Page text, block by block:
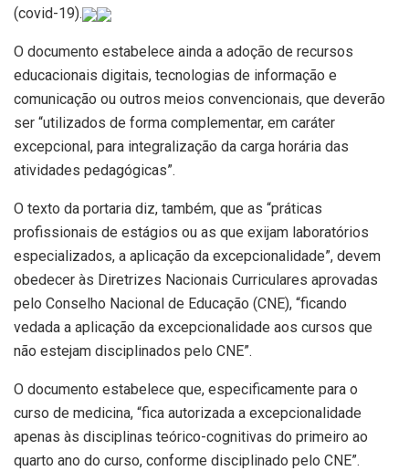
(covid-19).
O documento estabelece ainda a adoção de recursos
educacionais digitais, tecnologias de informação e
comunicação ou outros meios convencionais, que deverão
ser “utilizados de forma complementar, em caráter
excepcional, para integralização da carga horária das
atividades pedagógicas”.
O texto da portaria diz, também, que as “práticas
profissionais de estágios ou as que exijam laboratórios
especializados, a aplicação da excepcionalidade”, devem
obedecer às Diretrizes Nacionais Curriculares aprovadas
pelo Conselho Nacional de Educação (CNE), “ficando
vedada a aplicação da excepcionalidade aos cursos que
não estejam disciplinados pelo CNE”.
O documento estabelece que, especificamente para o
curso de medicina, “fica autorizada a excepcionalidade
apenas às disciplinas teórico-cognitivas do primeiro ao
quarto ano do curso, conforme disciplinado pelo CNE”.